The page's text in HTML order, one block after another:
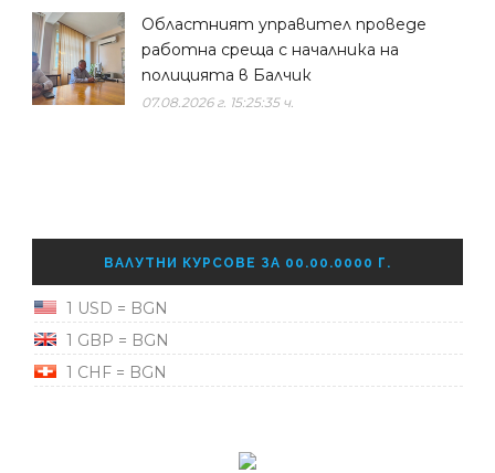
Областният управител проведе
работна среща с началника на
полицията в Балчик
07.08.2026 г. 15:25:35 ч.
ВАЛУТНИ КУРСОВЕ ЗА 00.00.0000 Г.
1 USD = BGN
1 GBP = BGN
1 CHF = BGN